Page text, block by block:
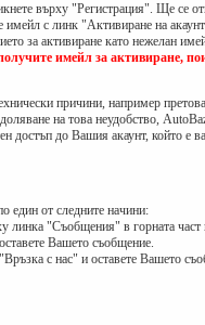
върху "Регистрация". Ще се
с линк "Активиране на
за активиране като нежелан
имейл за активиране,
причини, например
на това неудобство,
достъп до Вашия акаунт, който е
един от следните начини:
линка "Съобщения" в горната
Вашето съобщение.
с нас" и оставете Вашето